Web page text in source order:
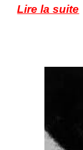
Lire la suite